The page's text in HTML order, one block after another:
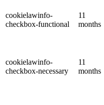
cookielawinfo-
checkbox-functional
11
months
cookielawinfo-
checkbox-necessary
11
months